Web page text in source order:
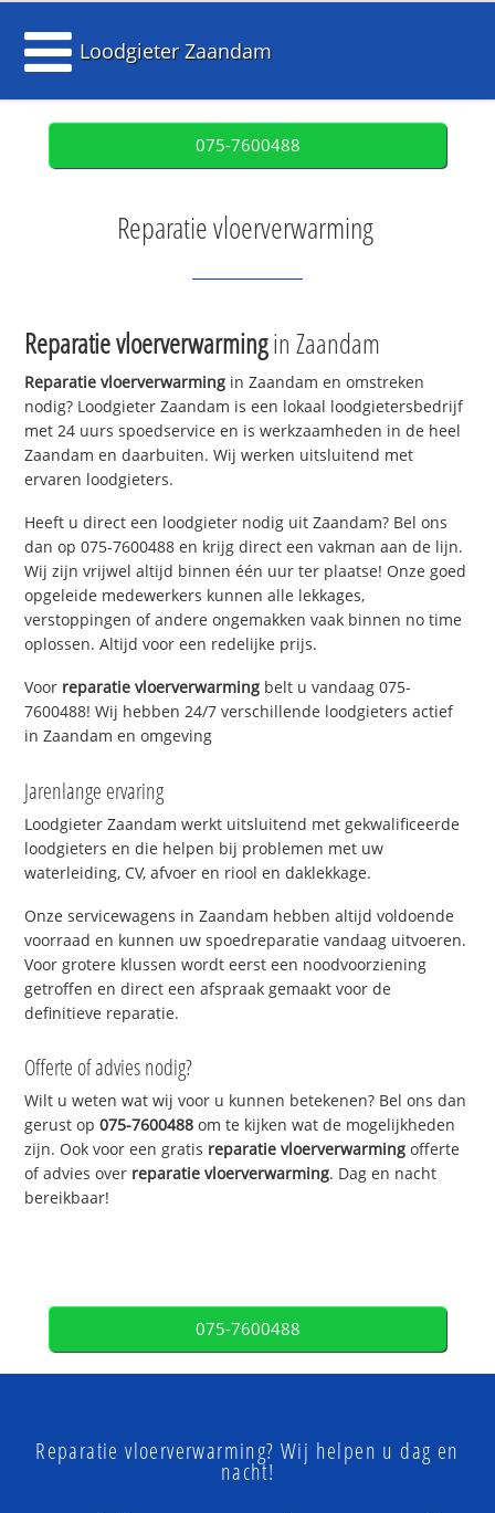
Loodgieter Zaandam
075-7600488
Reparatie vloerverwarming
Reparatie vloerverwarmingin Zaandam
Reparatie vloerverwarming in Zaandam en omstreken
nodig? Loodgieter Zaandam is een lokaal loodgietersbedrijf
met 24 uurs spoedservice en is werkzaamheden in de heel
Zaandam en daarbuiten. Wij werken uitsluitend met
ervaren loodgieters.
Heeft u direct een loodgieter nodig uit Zaandam? Bel ons
dan op 075-7600488 en krijg direct een vakman aan de lijn.
Wij zijn vrijwel altijd binnen één uur ter plaatse! Onze goed
opgeleide medewerkers kunnen alle lekkages,
verstoppingen of andere ongemakken vaak binnen no time
oplossen. Altijd voor een redelijke prijs.
Voor reparatie vloerverwarming belt u vandaag 075-
7600488! Wij hebben 24/7 verschillende loodgieters actief
in Zaandam en omgeving
Jarenlange ervaring
Loodgieter Zaandam werkt uitsluitend met gekwalificeerde
loodgieters en die helpen bij problemen met uw
waterleiding, CV, afvoer en riool en daklekkage.
Onze servicewagens in Zaandam hebben altijd voldoende
voorraad en kunnen uw spoedreparatie vandaag uitvoeren.
Voor grotere klussen wordt eerst een noodvoorziening
getroffen en direct een afspraak gemaakt voor de
definitieve reparatie.
Offerte of advies nodig?
Wilt u weten wat wij voor u kunnen betekenen? Bel ons dan
gerust op075-7600488 om te kijken wat de mogelijkheden
zijn. Ook voor een gratis reparatie vloerverwarming offerte
of advies over reparatie vloerverwarming. Dag en nacht
bereikbaar!
075-7600488
Reparatie vloerverwarming? Wij helpen u dag en
nacht!